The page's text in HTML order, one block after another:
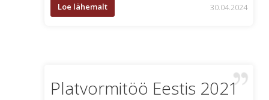
Loe lähemalt 30.04.2024
Platvormitöö Eestis 2021